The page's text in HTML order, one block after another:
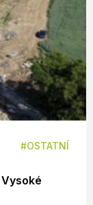
OSTATNÍ